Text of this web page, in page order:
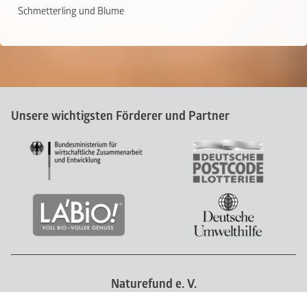
Schmetterling und Blume
Unsere wichtigsten Förderer und Partner
Naturefund e. V.